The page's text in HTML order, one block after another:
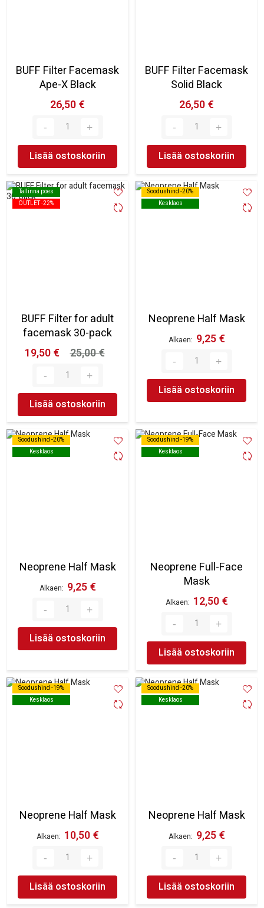
BUFF Filter Facemask
Ape-X Black
26,50 €
Lisää ostoskoriin
BUFF Filter Facemask
Solid Black
26,50 €
Lisää ostoskoriin
Tallinna poes
OUTLET -22%
Tallinna poes
OUTLET -22%
BUFF Filter for adult
facemask 30-pack
19,50 €
25,00 €
Lisää ostoskoriin
Soodushind -20%
Kesklaos
Soodushind -20%
Kesklaos
Neoprene Half Mask
Alkaen 9,25 €
Lisää ostoskoriin
Soodushind -20%
Kesklaos
Soodushind -20%
Kesklaos
Neoprene Half Mask
Alkaen 9,25 €
Lisää ostoskoriin
Soodushind -19%
Kesklaos
Soodushind -19%
Kesklaos
Neoprene Full-Face
Mask
Alkaen 12,50 €
Lisää ostoskoriin
Soodushind -19%
Kesklaos
Soodushind -19%
Kesklaos
Neoprene Half Mask
Alkaen 10,50 €
Lisää ostoskoriin
Soodushind -20%
Kesklaos
Soodushind -20%
Kesklaos
Neoprene Half Mask
Alkaen 9,25 €
Lisää ostoskoriin